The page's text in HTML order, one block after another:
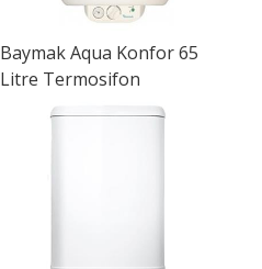
BaymakAqua Konfor 65
Litre Termosifon